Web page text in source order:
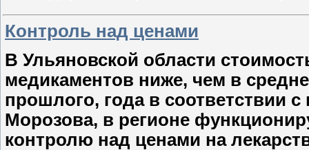
Контроль над ценами
В Ульяновской области
медикаментов ниже, чем в
прошлого, года в соответствии
Морозова, в регионе
контролю над ценами на